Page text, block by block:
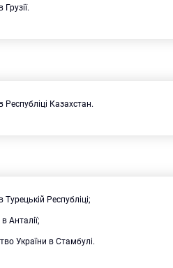
Казахстан.
Республіці;
Анталії;
України в Стамбулі.